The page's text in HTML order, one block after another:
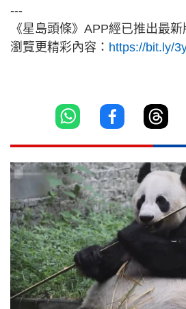
---
《星島頭條》APP經已推出最
瀏覽更精彩內容： https://bit.ly/